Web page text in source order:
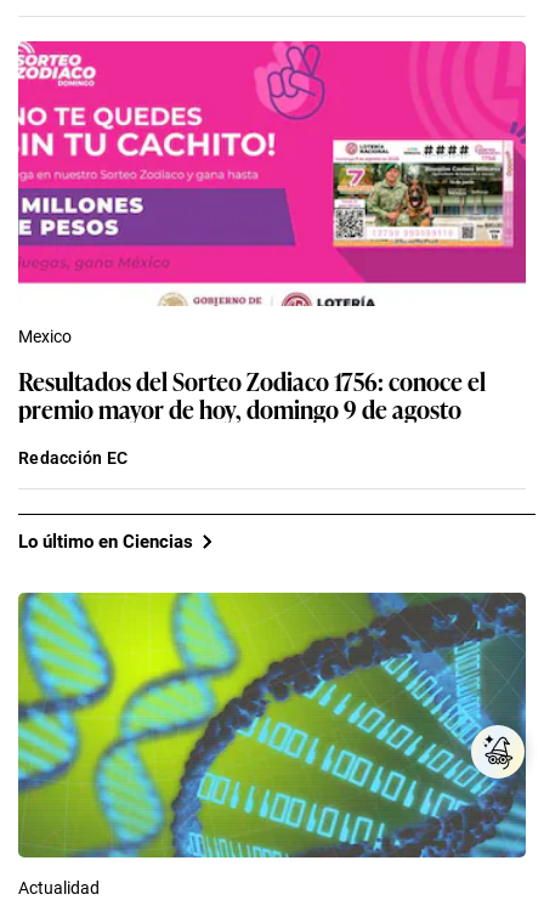
Mexico
Resultados del Sorteo Zodiaco 1756: conoce el
premio mayor de hoy, domingo 9 de agosto
Redacción EC
Lo último en Ciencias
Actualidad